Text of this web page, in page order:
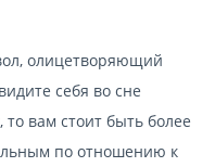
олицетворяющий
себя во сне
вам стоит быть более
по отношению к